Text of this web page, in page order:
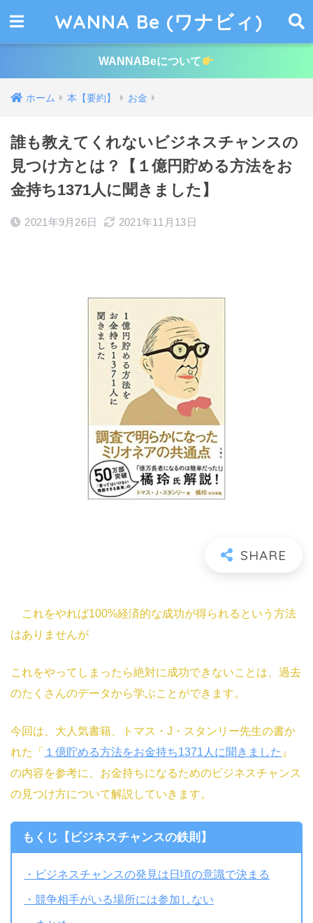
WANNA Be (ワナビィ)
WANNABeについて
ホーム 本【要約】 お金
誰も教えてくれないビジネスチャンスの
見つけ方とは？【１億円貯める方法をお
金持ち1371人に聞きました】
2021年9月26日 2021年11月13日
これをやれば100%経済的な成功が得られるという方法
はありませんが
これをやってしまったら絶対に成功できないことは、過去
のたくさんのデータから学ぶことができます。
今回は、大人気書籍、トマス・J・スタンリー先生の書か
れた「 １億貯める方法をお金持ち1371人に聞きました 』
の内容を参考に、お金持ちになるためのビジネスチャンス
の見つけ方について解説していきます。
もくじ【ビジネスチャンスの鉄則】
・ビジネスチャンスの発見は日頃の意識で決まる
・競争相手がいる場所には参加しない